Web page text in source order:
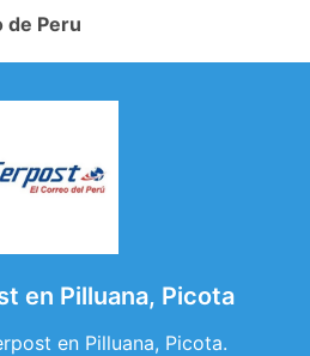
de Peru
en Pilluana, Picota
en Pilluana, Picota.